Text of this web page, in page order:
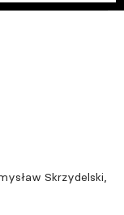
Skrzydelski,